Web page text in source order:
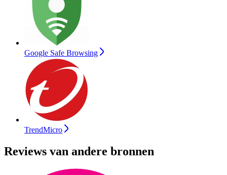
Google Safe Browsing
TrendMicro
Reviews van andere bronnen